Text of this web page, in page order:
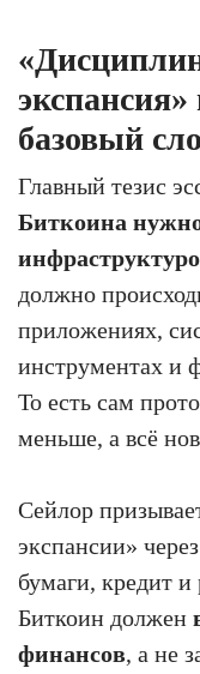
базовый
Главный тезис
Биткоина
должно
приложениях,
инструментах и
То есть сам
меньше, а всё
Сейлор
экспансии»
бумаги, кредит
Биткоин должен
финансов, а не